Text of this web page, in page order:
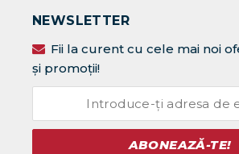
NEWSLETTER
Fii la curent cu cele mai noi
și promoții!
ABONEAZĂ-TE!